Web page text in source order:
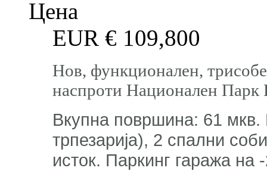
Цена
EUR € 109,800
Нов, функционален,
наспроти Национален Парк
Вкупна површина: 61 мкв.
трпезарија), 2 спални
исток. Паркинг гаража на